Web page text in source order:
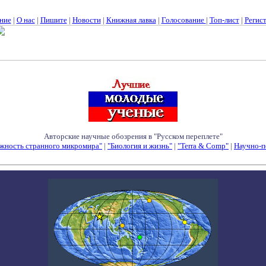
| О нас| Пишите| Новости| Книжная лавка| Голосование | Топ-лист|
Авторские научные обозрения в "Русском переплете"
странного микромира" | "Биология и жизнь" | "Terra & Comp" | Научно-